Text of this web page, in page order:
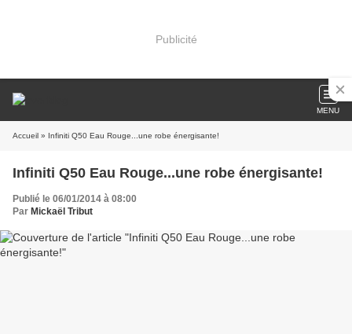
Publicité
MENU
Accueil » Infiniti Q50 Eau Rouge...une robe énergisante!
Infiniti Q50 Eau Rouge...une robe énergisante!
Publié le 06/01/2014 à 08:00
Par Mickaël Tribut